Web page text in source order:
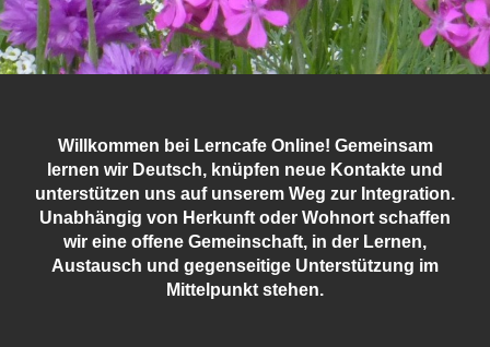
Willkommen bei Lerncafe Online! Gemeinsam
lernen wir Deutsch, knüpfen neue Kontakte und
unterstützen uns auf unserem Weg zur Integration.
Unabhängig von Herkunft oder Wohnort schaffen
wir eine offene Gemeinschaft, in der Lernen,
Austausch und gegenseitige Unterstützung im
Mittelpunkt stehen.